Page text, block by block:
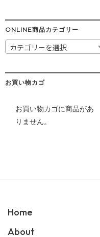
ONLINE商品カテゴリー
カテゴリーを選択
お買い物カゴ
お買い物カゴに商品があ
りません。
Home
About